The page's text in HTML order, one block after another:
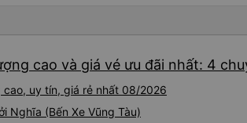
cao và giá vé ưu đãi nhất: 4
uy tín, giá rẻ nhất 08/2026
Nghĩa (Bến Xe Vũng Tàu)